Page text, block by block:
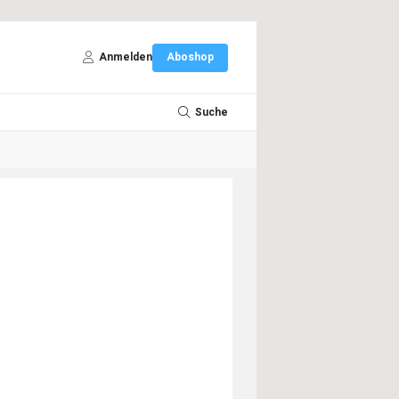
Anmelden Aboshop
Suche